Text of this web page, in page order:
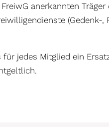
anerkannten
(Gedenk-
für jedes Mitglied ein